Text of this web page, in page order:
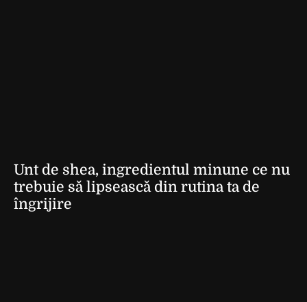
Unt de shea, ingredientul minune ce nu
trebuie să lipsească din rutina ta de
îngrijire